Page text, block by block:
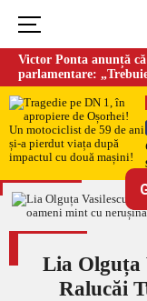
Victor Ponta anunță
parlamentare:
globalistă”
Lia Olguța
Ralucăi